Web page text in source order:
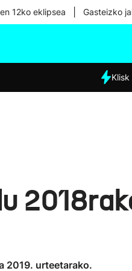
12ko eklipsea Gasteizko
Eguraldia
Klisk
2019. urteetarako.